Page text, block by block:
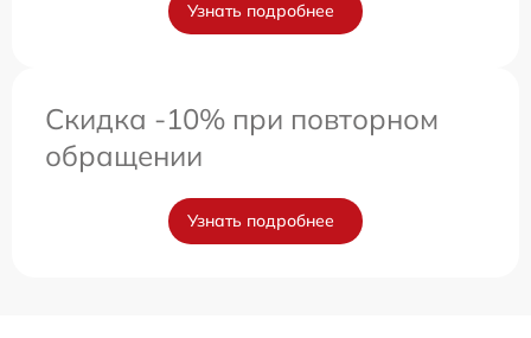
Узнать подробнее
Скидка -10% при повторном
обращении
Узнать подробнее